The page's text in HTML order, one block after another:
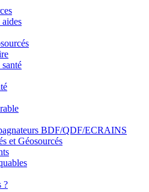
BDF/QDF/ECRAINS
et Géosourcés
?